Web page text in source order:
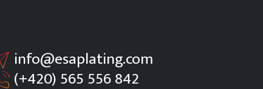
info@esaplating.com
(+420)565 556 842